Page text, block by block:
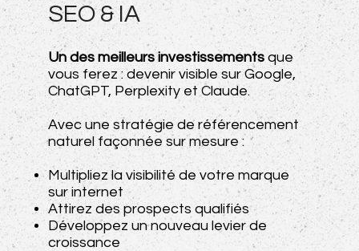
SEO & IA
Un des meilleurs investissementsque
vous ferez : devenir visible sur Google,
ChatGPT, Perplexity et Claude.
Avec une stratégie de référencement
naturel façonnée sur mesure :
Multipliez la visibilité de votre marque
sur internet
Attirez des prospects qualifiés
Développez un nouveau levier de
croissance